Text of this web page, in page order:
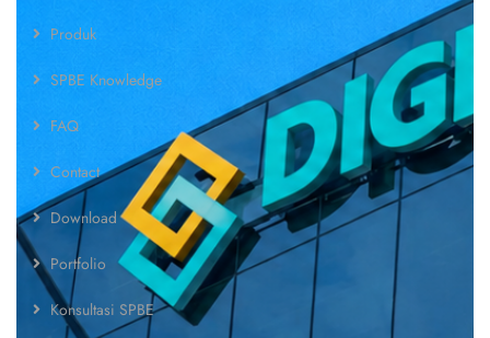
Produk
SPBE Knowledge
FAQ
Contact
Download
Portfolio
Konsultasi SPBE